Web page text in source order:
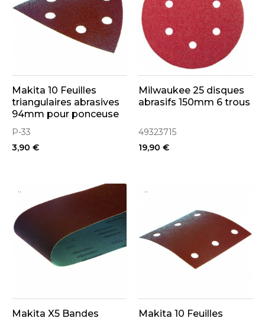
Makita 10 Feuilles
triangulaires abrasives
94mm pour ponceuse
P-33
3,90 €
Milwaukee 25 disques
abrasifs 150mm 6 trous
49323715
19,90 €
..
Makita X5 Bandes
..
Makita 10 Feuilles